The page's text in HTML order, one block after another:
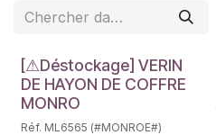
Déstockage
[⚠Déstockage] VERIN
DE HAYON DE COFFRE
MONRO
Réf. ML6565 (#MONROE#)